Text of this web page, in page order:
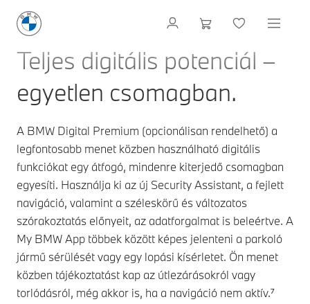
Teljes digitális potenciál –
egyetlen csomagban.
A BMW Digital Premium (opcionálisan rendelhető) a
legfontosabb menet közben használható digitális
funkciókat egy átfogó, mindenre kiterjedő csomagban
egyesíti. Használja ki az új Security Assistant, a fejlett
navigáció, valamint a széleskörű és változatos
szórakoztatás előnyeit, az adatforgalmat is beleértve. A
My BMW App többek között képes jelenteni a parkoló
jármű sérülését vagy egy lopási kísérletet. Ön menet
közben tájékoztatást kap az útlezárásokról vagy
torlódásról, még akkor is, ha a navigáció nem aktív.⁷